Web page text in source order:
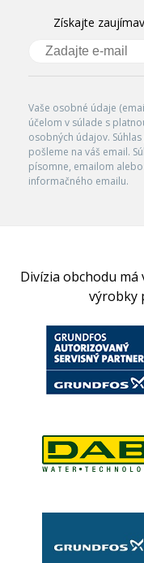
Získajte
Vaše osobné údaje
účelom v súlade s
osobných údajov.
pošleme na váš email.
písomne, emailom
informačného emailu.
Divízia obchodu
výrobky